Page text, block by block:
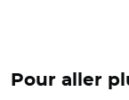
Pour aller